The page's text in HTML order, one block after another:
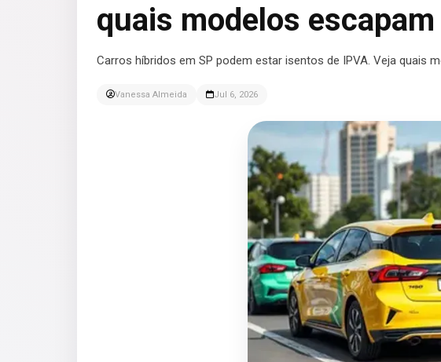
quais modelos
Carros híbridos em SP podem estar isentos de IPVA. Veja quais
Vanessa Almeida Jul 6, 2026